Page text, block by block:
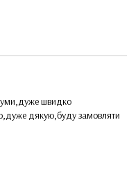
швидко
дякую,буду замовляти